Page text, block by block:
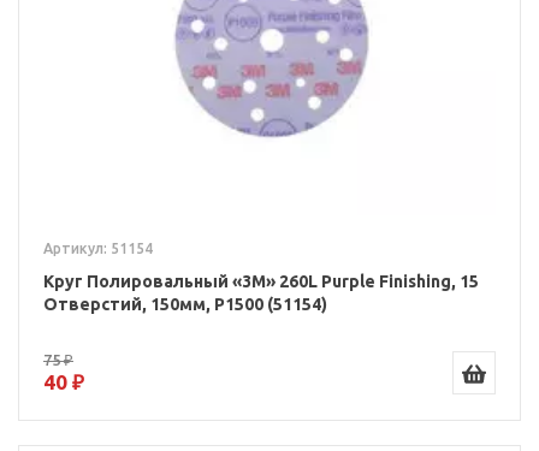
Артикул: 51154
Круг Полировальный «3M» 260L Purple Finishing, 15
Отверстий, 150мм, P1500 (51154)
75 ₽
40 ₽